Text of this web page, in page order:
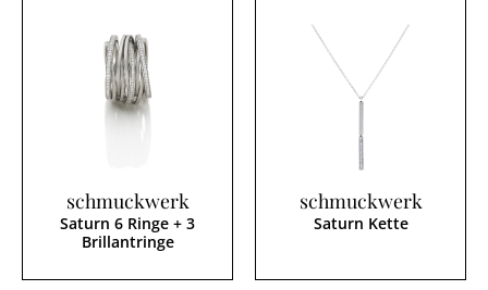
schmuckwerk
Saturn 6 Ringe + 3
Brillantringe
schmuckwerk
Saturn Kette